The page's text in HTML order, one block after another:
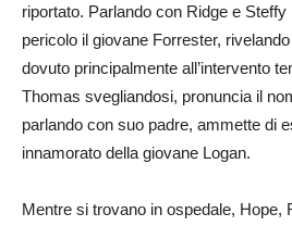
riportato. Parlando con Ridge e
pericolo il giovane Forrester,
dovuto principalmente all’intervento
Thomas svegliandosi, pronuncia il
parlando con suo padre, ammette di
innamorato della giovane Logan.
Mentre si trovano in ospedale, Hope,